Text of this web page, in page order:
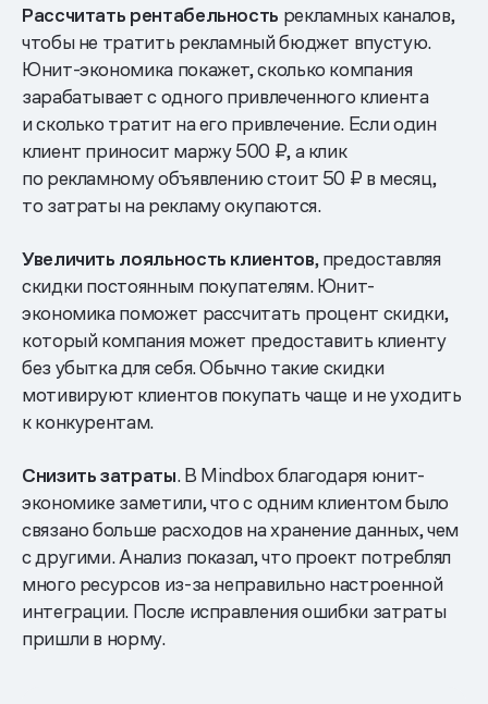
Рассчитать рентабельность рекламных каналов,
чтобы не тратить рекламный бюджет впустую.
Юнит-экономика покажет, сколько компания
зарабатывает с одного привлеченного клиента
и сколько тратит на его привлечение. Если один
клиент приносит маржу 500 ₽, а клик
по рекламному объявлению стоит 50 ₽ в месяц,
то затраты на рекламу окупаются.
Увеличить лояльность клиентов, предоставляя
скидки постоянным покупателям. Юнит-
экономика поможет рассчитать процент скидки,
который компания может предоставить клиенту
без убытка для себя. Обычно такие скидки
мотивируют клиентов покупать чаще и не уходить
к конкурентам.
Снизить затраты. В Mindbox благодаря юнит-
экономике заметили, что с одним клиентом было
связано больше расходов на хранение данных, чем
с другими. Анализ показал, что проект потреблял
много ресурсов из-за неправильно настроенной
интеграции. После исправления ошибки затраты
пришли в норму.